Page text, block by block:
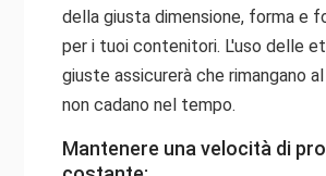
della giusta dimensione, forma e
per i tuoi contenitori. L'uso delle
giuste assicurerà che rimangano
non cadano nel tempo.
Mantenere una velocità di